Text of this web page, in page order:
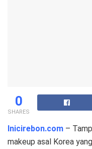
0
SHARES
Inicirebon.com –
makeup asal Korea